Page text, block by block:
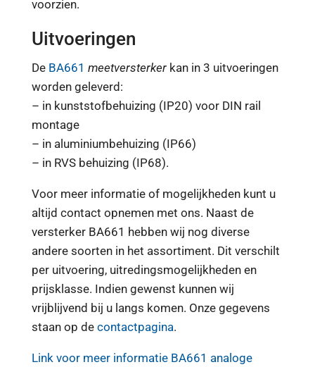
voorzien.
Uitvoeringen
De BA661 meetversterkerkan in 3 uitvoeringen
worden geleverd:
– in kunststofbehuizing (IP20) voor DIN rail
montage
– in aluminiumbehuizing (IP66)
– in RVS behuizing (IP68).
Voor meer informatie of mogelijkheden kunt u
altijd contact opnemen met ons. Naast de
versterker BA661 hebben wij nog diverse
andere soorten in het assortiment. Dit verschilt
per uitvoering, uitredingsmogelijkheden en
prijsklasse. Indien gewenst kunnen wij
vrijblijvend bij u langs komen. Onze gegevens
staan op de contactpagina.
Link voor meer informatie BA661 analoge